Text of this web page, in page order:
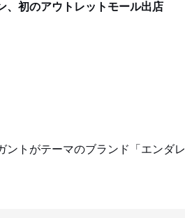
、初のアウトレットモール出店
トがテーマのブランド「エンダレ